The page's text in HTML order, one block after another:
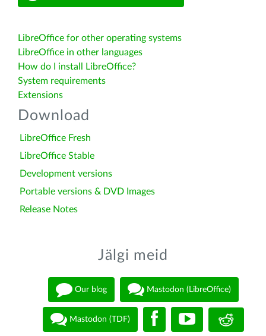
LibreOffice for other operating systems
LibreOffice in other languages
How do I install LibreOffice?
System requirements
Extensions
Download
LibreOffice Fresh
LibreOffice Stable
Development versions
Portable versions & DVD Images
Release Notes
Jälgi meid
Our blog Mastodon (LibreOffice)
Mastodon (TDF)